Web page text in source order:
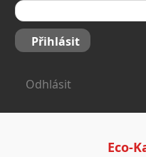
Přihlásit
Odhlásit
Eco-